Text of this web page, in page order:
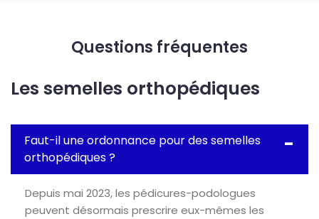
Questions fréquentes
Les semelles orthopédiques
Faut-il une ordonnance pour des semelles
orthopédiques ?
Depuis mai 2023, les pédicures-podologues
peuvent désormais prescrire eux-mêmes les